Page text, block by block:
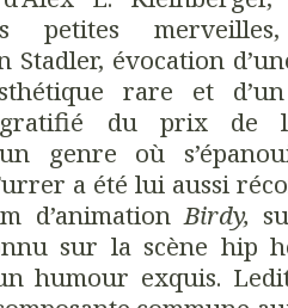
petites merveilles,
Stadler, évocation
rare et
gratifié du prix de
un genre où
a été lui aussi
d’animationBirdy,
sur la scène hip
humour exquis.